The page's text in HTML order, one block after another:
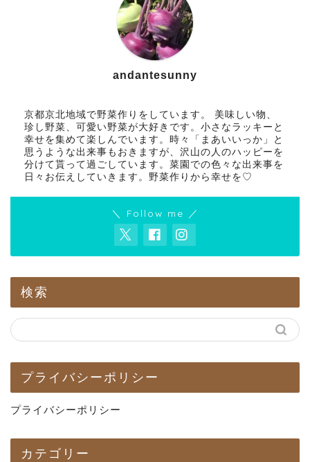
andantesunny
京都京北地域で野菜作りをしています。 美味しい物、
珍し野菜、可愛い野菜が大好きです。小さなラッキーと
幸せを集めて楽しんでいます。時々「まあいいっか」と
思うような出来事もおきますが、沢山の人のハッピーを
分けて貰って過ごしています。菜園での色々な出来事を
日々お伝えしていきます。野菜作りから幸せを♡
＼ Follow me ／
検索
プライバシーポリシー
プライバシーポリシー
カテゴリー